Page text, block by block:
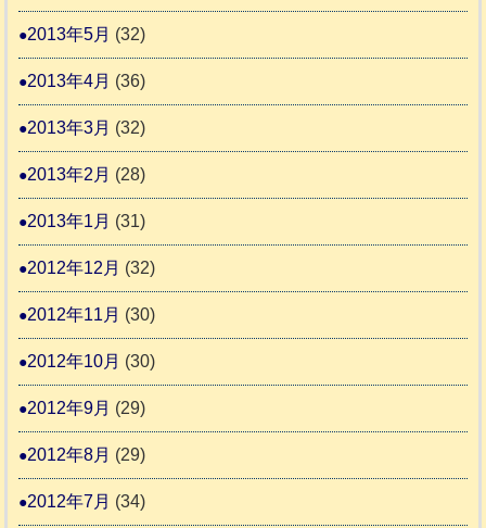
2013年5月 (32)
2013年4月 (36)
2013年3月 (32)
2013年2月 (28)
2013年1月 (31)
2012年12月 (32)
2012年11月 (30)
2012年10月 (30)
2012年9月 (29)
2012年8月 (29)
2012年7月 (34)